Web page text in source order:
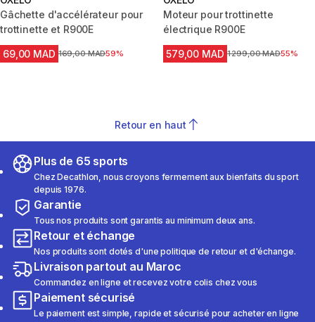
Gâchette d'accélérateur pour
trottinette et R900E
69,00 MAD Prix avant la réduction
169,00 MAD59%
Moteur pour trottinette
électrique R900E
579,00 MAD Prix avant la réduction
1 299,00 MAD55%
Retour en haut
Plus de 65 sports
Chez Decathlon, nous croyons fermement aux bienfaits du sport
depuis 1976.
Garantie
Tous nos produits sont garantis au minimum deux ans.
Retour et échange
Nos produits sont dotés d'une politique de retour et d'échange.
Livraison partout au Maroc
Commandez en ligne et recevez votre colis chez vous
Paiement sécurisé
Le paiement est simple, rapide et sécurisé pour acheter en ligne